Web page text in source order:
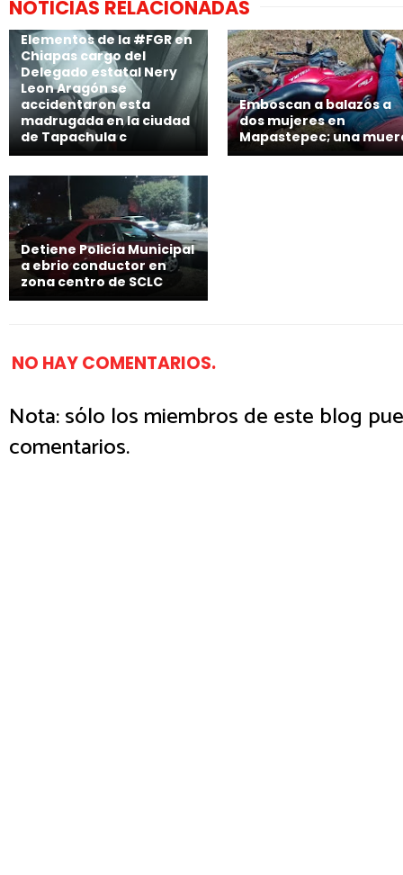
NOTICIAS RELACIONADAS
Elementos de la #FGR en
Chiapas cargo del
Delegado estatal Nery
Leon Aragón se
accidentaron esta
madrugada en la ciudad
de Tapachula c
Emboscan a balazos a
dos mujeres en
Mapastepec; una
Detiene Policía Municipal
a ebrio conductor en
zona centro de SCLC
NO HAY COMENTARIOS.
Nota: sólo los miembros de este blog
comentarios.